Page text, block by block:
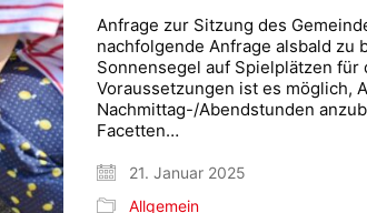
Anfrage zur Sitzung des
nachfolgende Anfrage alsbald zu
Sonnensegel auf Spielplätzen
Voraussetzungen ist es möglich,
Nachmittag-/Abendstunden
Facetten…
21. Januar 2025
Allgemein